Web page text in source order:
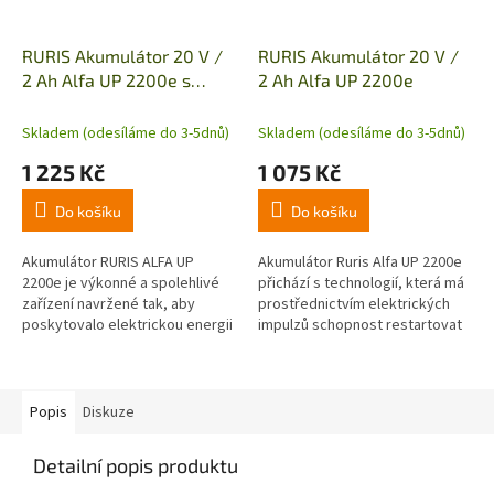
RURIS Akumulátor 20 V /
2 Ah Alfa UP 2200e s
Skladem (odesíláme do 3-5dnů)
1 225 Kč
Do košíku
Akumulátor RURIS ALFA UP
2200e je výkonné a spolehlivé
zařízení navržené tak, aby
poskytovalo elektrickou energii
RURIS Akumulátor 20 V /
2 Ah Alfa UP 2200e
Skladem (odesíláme do 3-5dnů)
1 075 Kč
Do košíku
Akumulátor Ruris Alfa UP 2200e
přichází s technologií, která má
prostřednictvím elektrických
impulzů schopnost restartovat
Popis Diskuze
Detailní popis produktu